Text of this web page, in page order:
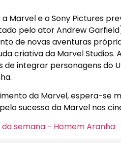
Marvel e a Sony Pictures
pelo ator Andrew
de novas aventuras
criativa da Marvel
de integrar personagens do
da Marvel, espera-se
sucesso da Marvel nos